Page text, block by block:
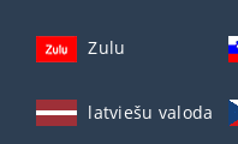
Zulu
latviešu valoda